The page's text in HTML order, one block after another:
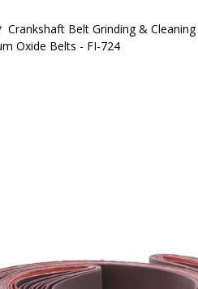
Crankshaft Belt Grinding & Cleaning
Oxide Belts - FI-724